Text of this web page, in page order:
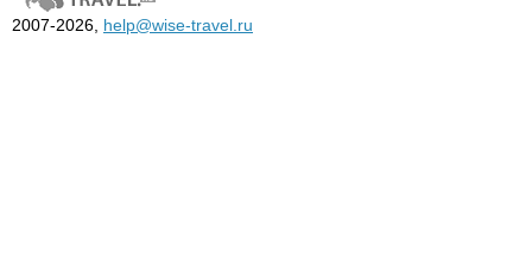
2007-2026, help@wise-travel.ru